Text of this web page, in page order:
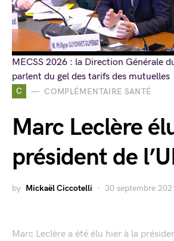
C COMPLÉMENTAIRE SANTÉ
Marc Leclère
président de
by Mickaël Ciccotelli 30 septembre
Marc Leclère a été élu hier à la
MECSS 2026 : la Direction Générale
parlent du gel des tarifs des mutuelles